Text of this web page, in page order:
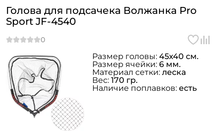
Голова для подсачека Волжанка Pro
Sport JF-4540
Размер головы: 45х40 см.
Размер ячейки: 6 мм.
Материал сетки: леска
Вес: 170 гр.
Наличие поплавков: есть